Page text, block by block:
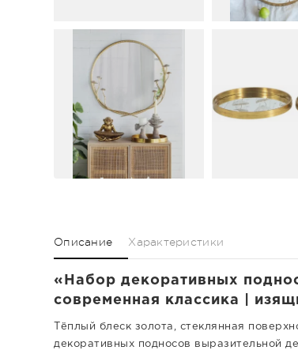
Описание Характеристики
«Набор декоративных
современная классика |
Тёплый блеск золота, стеклянная
декоративных подносов выразительной